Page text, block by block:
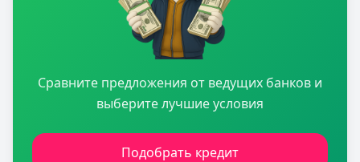
Сравните предложения от ведущих банков и
выберите лучшие условия
Подобрать кредит